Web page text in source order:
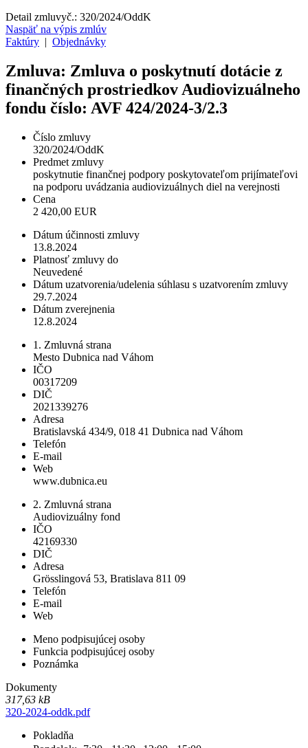
Detail zmluvyč.: 320/2024/OddK
Naspäť na výpis zmlúv
Faktúry | Objednávky
Zmluva: Zmluva o poskytnutí dotácie z
finančných prostriedkov Audiovizuálneho
fondu číslo: AVF 424/2024-3/2.3
Číslo zmluvy
320/2024/OddK
Predmet zmluvy
poskytnutie finančnej podpory poskytovateľom prijímateľovi
na podporu uvádzania audiovizuálnych diel na verejnosti
Cena
2 420,00 EUR
Dátum účinnosti zmluvy
13.8.2024
Platnosť zmluvy do
Neuvedené
Dátum uzatvorenia/udelenia súhlasu s uzatvorením zmluvy
29.7.2024
Dátum zverejnenia
12.8.2024
1. Zmluvná strana
Mesto Dubnica nad Váhom
IČO
00317209
DIČ
2021339276
Adresa
Bratislavská 434/9, 018 41 Dubnica nad Váhom
Telefón
E-mail
Web
www.dubnica.eu
2. Zmluvná strana
Audiovizuálny fond
IČO
42169330
DIČ
Adresa
Grösslingová 53, Bratislava 811 09
Telefón
E-mail
Web
Meno podpisujúcej osoby
Funkcia podpisujúcej osoby
Poznámka
Dokumenty
317,63 kB
320-2024-oddk.pdf
Pokladňa